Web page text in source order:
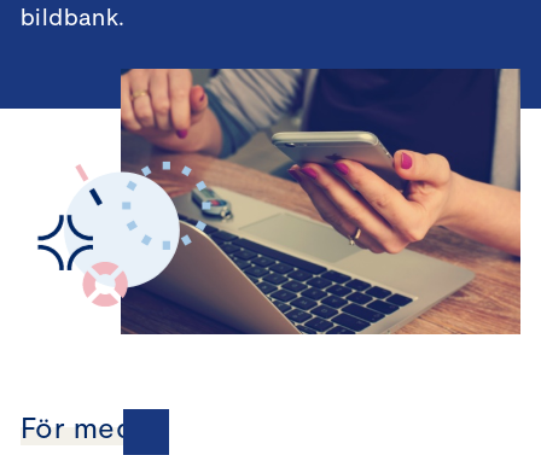
bildbank.
För medier